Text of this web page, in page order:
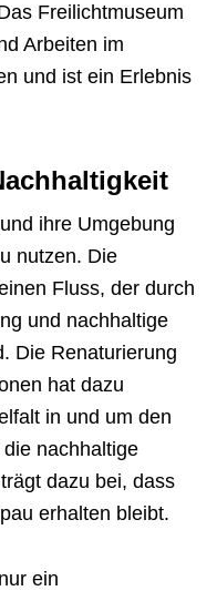
Freilichtmuseum
Arbeiten im
und ist ein Erlebnis
ihre Umgebung
nutzen. Die
Fluss, der durch
und nachhaltige
Die Renaturierung
hat dazu
in und um den
nachhaltige
dazu bei, dass
erhalten bleibt.
ein